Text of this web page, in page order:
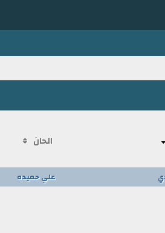
الحان
علي حميده